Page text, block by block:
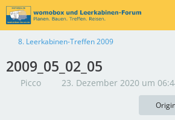
8. Leerkabinen-Treffen 2009
2009_05_02_05
Picco 23. Dezember 2020 um